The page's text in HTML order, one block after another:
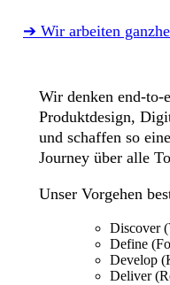
➔ Wir arbeiten
Wir denken end-to-
Produktdesign,
und schaffen so
Journey über alle
Unser Vorgehen
Discover
Define
Develop
Deliver